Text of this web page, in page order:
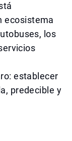
ecosistema
los
establecer
predecible y